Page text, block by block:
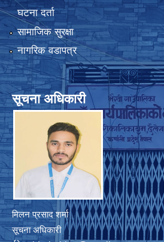
घटना दर्ता
सामाजिक सुरक्षा
नागरिक वडापत्र
सूचना अधिकारी
मिलन प्रसाद शर्मा
सूचना अधिकारी